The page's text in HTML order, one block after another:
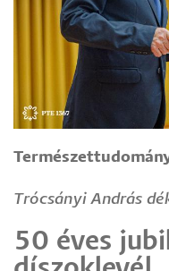
Trócsányi András
50 éves